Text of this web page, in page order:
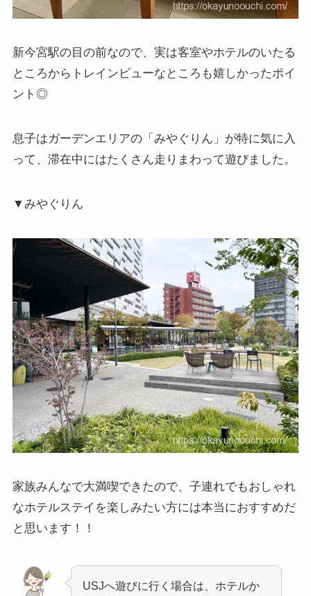
新今宮駅の目の前なので、実は客室やホテルのいたる
ところからトレインビューなところも嬉しかったポイ
ント◎
息子はガーデンエリアの「みやぐりん」が特に気に入
って、滞在中にはたくさん走りまわって遊びました。
▼みやぐりん
家族みんなで大満喫できたので、子連れでもおしゃれ
なホテルステイを楽しみたい方には本当におすすめだ
と思います！！
USJへ遊びに行く場合は、ホテルか